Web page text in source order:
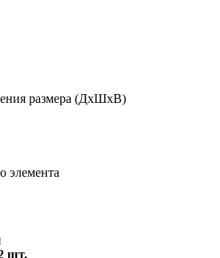
размера (ДхШхВ)
элемента
шт.